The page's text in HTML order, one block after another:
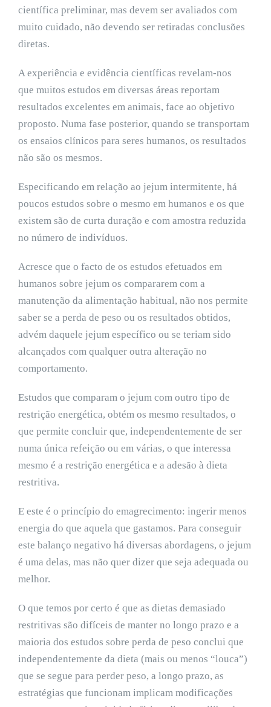
científica preliminar, mas devem ser avaliados com
muito cuidado, não devendo ser retiradas conclusões
diretas.
A experiência e evidência científicas revelam-nos
que muitos estudos em diversas áreas reportam
resultados excelentes em animais, face ao objetivo
proposto. Numa fase posterior, quando se transportam
os ensaios clínicos para seres humanos, os resultados
não são os mesmos.
Especificando em relação ao jejum intermitente, há
poucos estudos sobre o mesmo em humanos e os que
existem são de curta duração e com amostra reduzida
no número de indivíduos.
Acresce que o facto de os estudos efetuados em
humanos sobre jejum os compararem com a
manutenção da alimentação habitual, não nos permite
saber se a perda de peso ou os resultados obtidos,
advém daquele jejum específico ou se teriam sido
alcançados com qualquer outra alteração no
comportamento.
Estudos que comparam o jejum com outro tipo de
restrição energética, obtém os mesmo resultados, o
que permite concluir que, independentemente de ser
numa única refeição ou em várias, o que interessa
mesmo é a restrição energética e a adesão à dieta
restritiva.
E este é o princípio do emagrecimento: ingerir menos
energia do que aquela que gastamos. Para conseguir
este balanço negativo há diversas abordagens, o jejum
é uma delas, mas não quer dizer que seja adequada ou
melhor.
O que temos por certo é que as dietas demasiado
restritivas são difíceis de manter no longo prazo e a
maioria dos estudos sobre perda de peso conclui que
independentemente da dieta (mais ou menos “louca”)
que se segue para perder peso, a longo prazo, as
estratégias que funcionam implicam modificações